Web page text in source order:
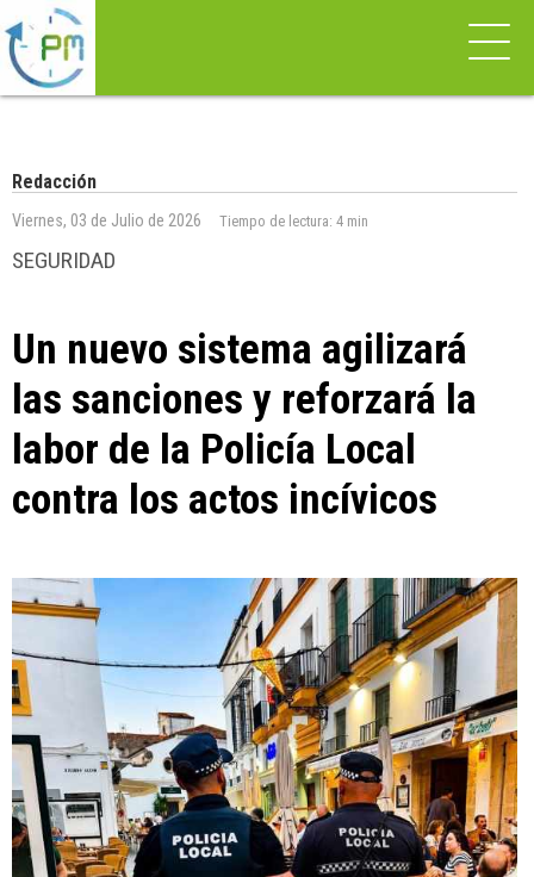
Redacción
Viernes, 03 de Julio de 2026 Tiempo de lectura: 4 min
SEGURIDAD
Un nuevo sistema agilizará
las sanciones y reforzará la
labor de la Policía Local
contra los actos incívicos